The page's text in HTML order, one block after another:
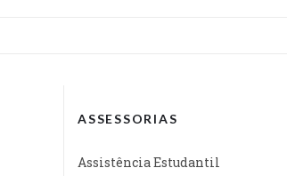
ASSESSORIAS
Assistência Estudantil